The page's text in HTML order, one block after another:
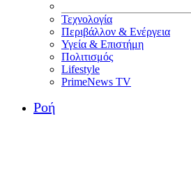
Τεχνολογία
Περιβάλλον & Ενέργεια
Υγεία & Επιστήμη
Πολιτισμός
Lifestyle
PrimeNews TV
Ροή